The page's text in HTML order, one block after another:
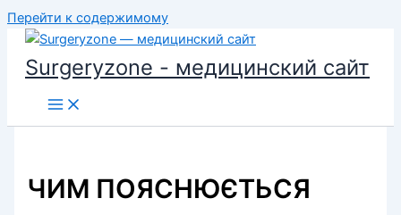
Перейти к содержимому
Surgeryzone - медицинский сайт
ЧИМ ПОЯСНЮЄТЬСЯ